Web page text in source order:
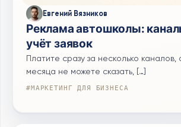
Евгений Вязников
Реклама автошколы:
учёт заявок
Платите сразу за несколько каналов,
месяца не можете сказать, […]
#МАРКЕТИНГ ДЛЯ БИЗНЕСА